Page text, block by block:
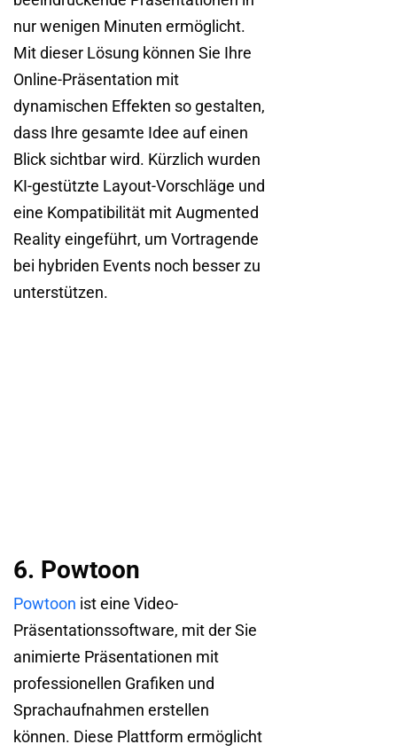
nur wenigen Minuten ermöglicht.
Mit dieser Lösung können Sie Ihre
Online-Präsentation mit
dynamischen Effekten so gestalten,
dass Ihre gesamte Idee auf einen
Blick sichtbar wird. Kürzlich wurden
KI-gestützte Layout-Vorschläge und
eine Kompatibilität mit Augmented
Reality eingeführt, um Vortragende
bei hybriden Events noch besser zu
unterstützen.
6. Powtoon
Powtoon ist eine Video-
Präsentationssoftware, mit der Sie
animierte Präsentationen mit
professionellen Grafiken und
Sprachaufnahmen erstellen
können. Diese Plattform ermöglicht